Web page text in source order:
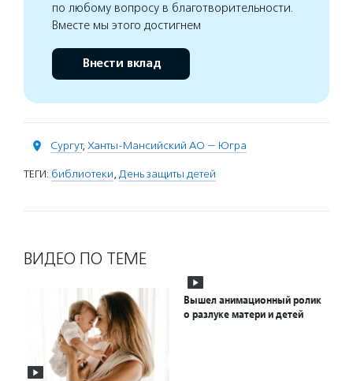
по любому вопросу в благотворительности.
Вместе мы этого достигнем
Внести вклад
Сургут, Ханты-Мансийский АО — Югра
ТЕГИ: библиотеки, День защиты детей
ВИДЕО ПО ТЕМЕ
Вышел анимационный ролик
о разлуке матери и детей